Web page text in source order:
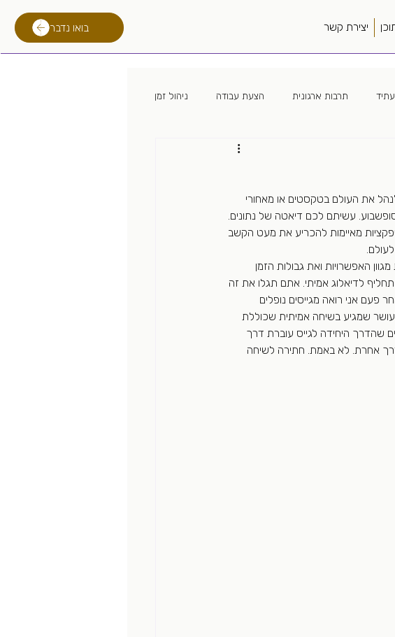
בואו נדבר יצירת קשר
תרבות ארגונית הצעת עבודה ניהול זמן
מיתון
את העולם בטקסטים או מאחורי
רק בסופשבוע. עשיתם לכם דיאטה של נתונים.
מאיימות להכריע את מעט הקשב
האפשרויות ואת גבולות הזמן
לדיאלוג אמיתי. אתם תגלו את זה
פעם אני רואה מגייסים נופלים
שמגיע בשיחה אמיתית שכוללת
שהדרך היחידה לגייס עוברת דרך
אחרת. לא באמת. חתירה לשיחה